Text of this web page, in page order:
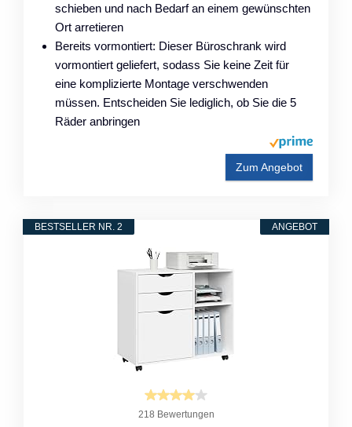
schieben und nach Bedarf an einem gewünschten
Ort arretieren
Bereits vormontiert: Dieser Büroschrank wird
vormontiert geliefert, sodass Sie keine Zeit für
eine komplizierte Montage verschwenden
müssen. Entscheiden Sie lediglich, ob Sie die 5
Räder anbringen
Zum Angebot
ANGEBOT
BESTSELLER NR. 2
218 Bewertungen